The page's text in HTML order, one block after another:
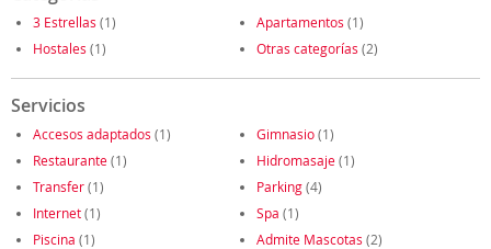
3 Estrellas (1) Apartamentos (1)
Hostales (1) Otras categorías (2)
Servicios
Accesos adaptados (1) Gimnasio(1)
Restaurante(1) Hidromasaje(1)
Transfer(1) Parking(4)
Internet(1) Spa (1)
Piscina (1) Admite Mascotas (2)